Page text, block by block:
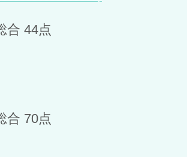
合 44点
合 70点